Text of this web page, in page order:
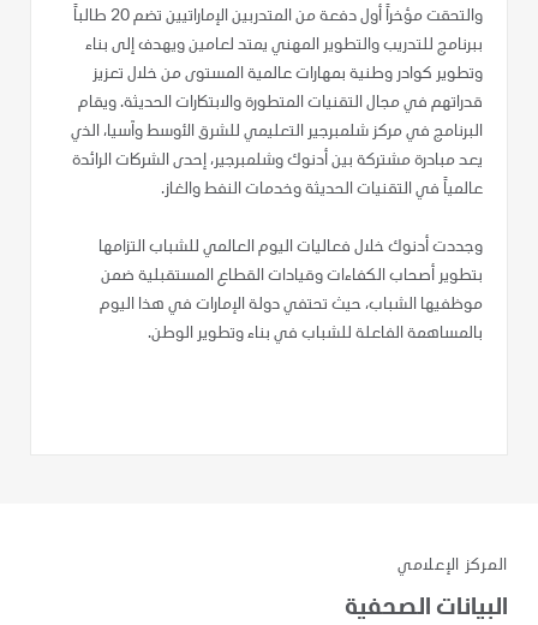
والتحقت مؤخراً أول دفعة من المتدربين الإماراتيين تضم 20 طالباً
ببرنامج للتدريب والتطوير المهني يمتد لعامين ويهدف إلى بناء
وتطوير كوادر وطنية بمهارات عالمية المستوى من خلال تعزيز
قدراتهم في مجال التقنيات المتطورة والابتكارات الحديثة. ويقام
البرنامج في مركز شلمبرجير التعليمي للشرق الأوسط وآسيا، الذي
يعد مبادرة مشتركة بين أدنوك وشلمبرجير، إحدى الشركات الرائدة
عالمياً في التقنيات الحديثة وخدمات النفط والغاز.
وجددت أدنوك خلال فعاليات اليوم العالمي للشباب التزامها
بتطوير أصحاب الكفاءات وقيادات القطاع المستقبلية ضمن
موظفيها الشباب، حيث تحتفي دولة الإمارات في هذا اليوم
بالمساهمة الفاعلة للشباب في بناء وتطوير الوطن.
المركز الإعلامي
البيانات الصحفية